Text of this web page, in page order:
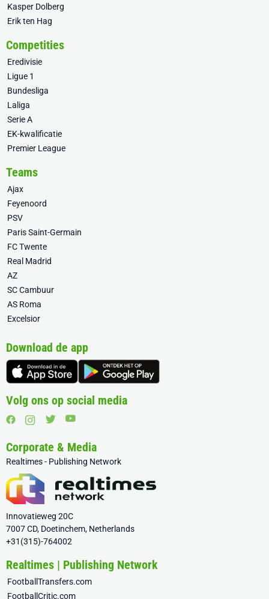
Kasper Dolberg
Erik ten Hag
Competities
Eredivisie
Ligue 1
Bundesliga
Laliga
Serie A
EK-kwalificatie
Premier League
Teams
Ajax
Feyenoord
PSV
Paris Saint-Germain
FC Twente
Real Madrid
AZ
SC Cambuur
AS Roma
Excelsior
Download de app
Volg ons op social media
Corporate & Media
Realtimes - Publishing Network
Innovatieweg 20C
7007 CD, Doetinchem, Netherlands
+31(315)-764002
Realtimes | Publishing Network
FootballTransfers.com
FootballCritic.com